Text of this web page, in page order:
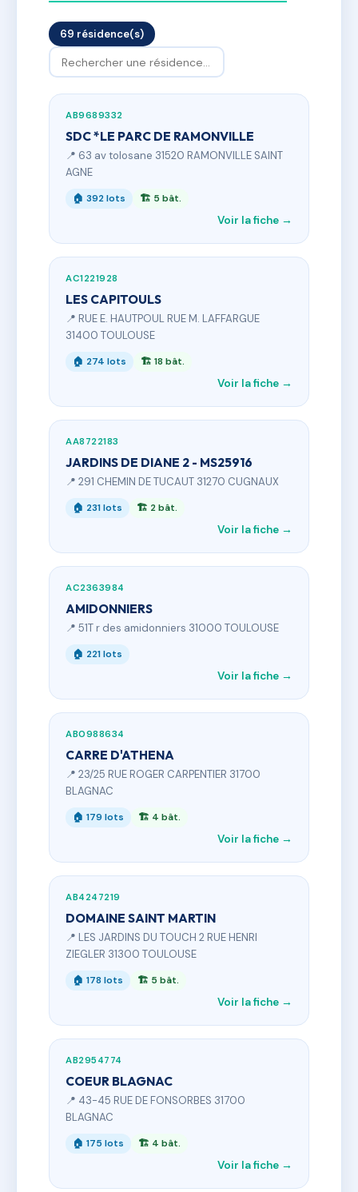
69 résidence(s)
AB9689332
SDC *LE PARC DE RAMONVILLE
📍 63 av tolosane 31520 RAMONVILLE SAINT
AGNE
🏠 392 lots 🏗 5 bât.
Voir la fiche →
AC1221928
LES CAPITOULS
📍 RUE E. HAUTPOUL RUE M. LAFFARGUE
31400 TOULOUSE
🏠 274 lots 🏗 18 bât.
Voir la fiche →
AA8722183
JARDINS DE DIANE 2 - MS25916
📍 291 CHEMIN DE TUCAUT 31270 CUGNAUX
🏠 231 lots 🏗 2 bât.
Voir la fiche →
AC2363984
AMIDONNIERS
📍 51T r des amidonniers 31000 TOULOUSE
🏠 221 lots
Voir la fiche →
AB0988634
CARRE D'ATHENA
📍 23/25 RUE ROGER CARPENTIER 31700
BLAGNAC
🏠 179 lots 🏗 4 bât.
Voir la fiche →
AB4247219
DOMAINE SAINT MARTIN
📍 LES JARDINS DU TOUCH 2 RUE HENRI
ZIEGLER 31300 TOULOUSE
🏠 178 lots 🏗 5 bât.
Voir la fiche →
AB2954774
COEUR BLAGNAC
📍 43-45 RUE DE FONSORBES 31700
BLAGNAC
🏠 175 lots 🏗 4 bât.
Voir la fiche →